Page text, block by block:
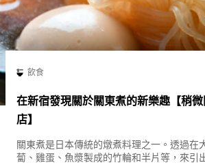
飲食
在新宿發現關於關東煮的新樂趣【稍
店】
關東煮是日本傳統的燉煮料理之一。透過在
蔔、雞蛋、魚漿製成的竹輪和半片等，來引